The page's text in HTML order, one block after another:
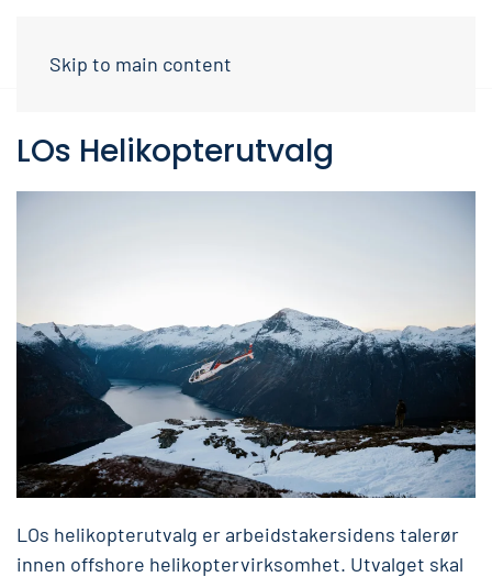
Skip to main content
LOs Helikopterutvalg
LOs helikopterutvalg er arbeidstakersidens talerør
innen offshore helikoptervirksomhet. Utvalget skal